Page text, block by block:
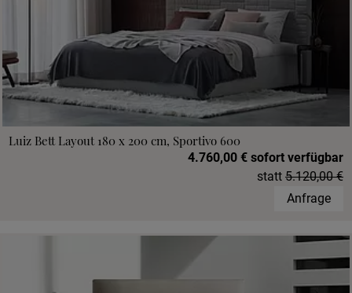
Luiz Bett Layout 180 x 200 cm, Sportivo 600
4.760,00 € sofort verfügbar
statt 5.120,00 €
Anfrage